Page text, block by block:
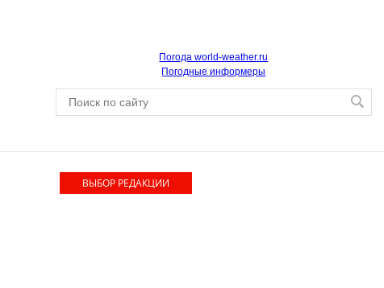
Погода world-weather.ru
Погодные информеры
ВЫБОР РЕДАКЦИИ